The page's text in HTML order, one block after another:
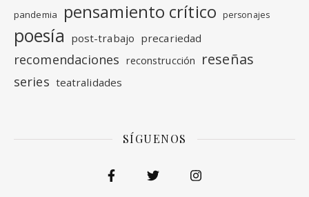
pandemia pensamiento crítico personajes
poesía post-trabajo precariedad
recomendaciones reconstrucción reseñas
series teatralidades
SÍGUENOS